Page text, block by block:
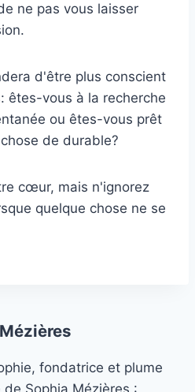
ne pas vous laisser
d'être plus conscient
êtes-vous à la recherche
ou êtes-vous prêt
de durable?
cœur, mais n'ignorez
quelque chose ne se
fondatrice et plume
de Sophia Mézières :